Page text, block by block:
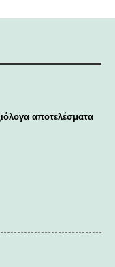
αποτελέσματα